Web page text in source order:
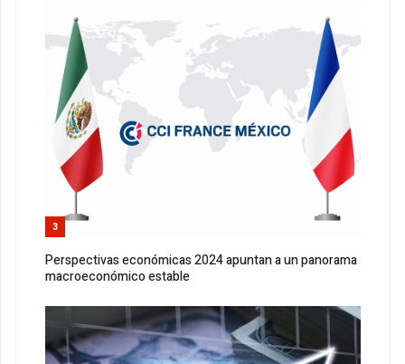
3
Perspectivas económicas 2024 apuntan a un panorama
macroeconómico estable